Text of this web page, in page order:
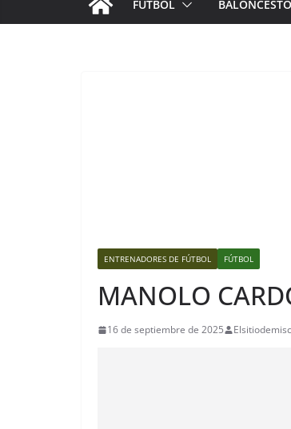
FÚTBOL BALONCESTO
ENTRENADORES DE FÚTBOL FÚTBOL
MANOLO
16 de septiembre de 2025